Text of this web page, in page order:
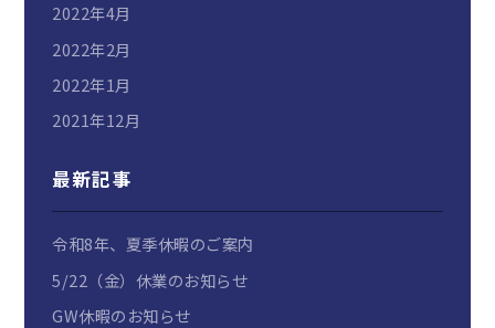
2022年4月
2022年2月
2022年1月
2021年12月
最新記事
令和8年、夏季休暇のご案内
5/22（金）休業のお知らせ
GW休暇のお知らせ